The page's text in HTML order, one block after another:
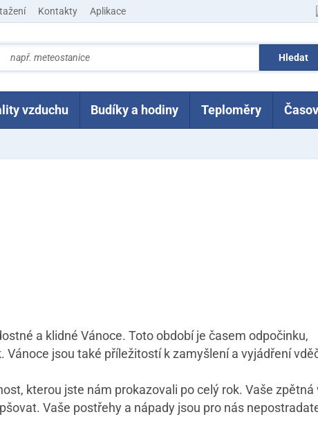
Kontakty
Aplikace
vzduchu Budíky a hodiny Teploměry
a klidné Vánoce. Toto období je časem odpočinku,
jsou také příležitostí k zamyšlení a vyjádření
kterou jste nám prokazovali po celý rok. Vaše zpětná
Vaše postřehy a nápady jsou pro nás